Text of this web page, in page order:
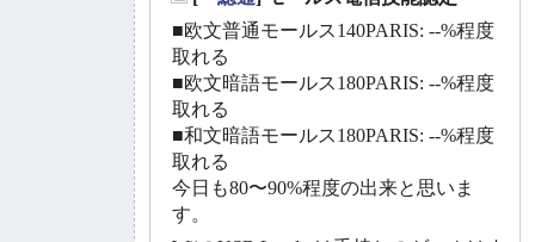
■欧文普通モールス140PARIS: --%程度
取れる
■欧文暗語モールス180PARIS: --%程度
取れる
■和文暗語モールス180PARIS: --%程度
取れる
今日も80〜90%程度の出来と思いま
す。